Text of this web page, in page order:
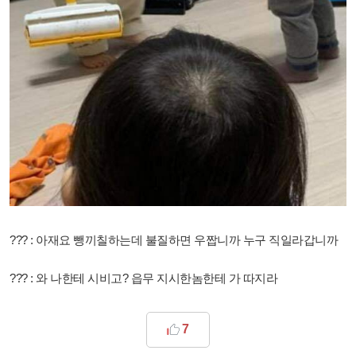
??? : 아재요 뺑끼칠하는데 불질하면 우짭니까 누구 직일라갑니까
??? : 와 나한테 시비고? 읍무 지시한놈한테 가 따지라
7